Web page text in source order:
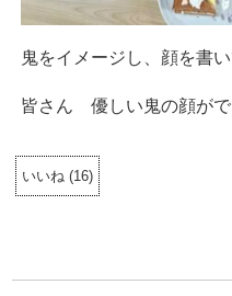
鬼をイメージし、顔を書
皆さん 優しい鬼の顔がで
いいね (16)